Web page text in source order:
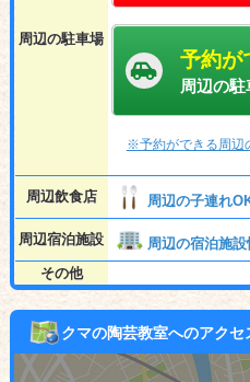
周辺の駐車場
予約が
周辺の駐
※予約ができる周辺
周辺飲食店 周辺の子連れ
周辺宿泊施設
周辺の宿泊施
その他
クマの陶芸教室へのアクセ